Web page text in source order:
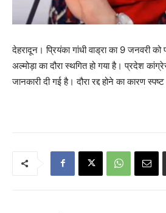
देहरादून। प्रियंका गांधी वाड्रा का 9 जनवरी को
अल्मोड़ा का दौरा स्थगित हो गया है। प्रदेश
जानकारी दी गई है। दौरा रद्द होने का कारण